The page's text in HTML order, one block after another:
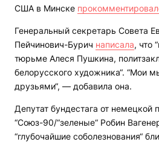
США в Минске
Генеральный секретарь Совета
Пейчинович-Бурич написала, что
тюрьме Алеся Пушкина,
белорусского художника“. “Мои
друзьями“, — добавила она.
Депутат бундестага от немецкой
“Союз-90/“зеленые“ Робин
“глубочайшие соболезнования“